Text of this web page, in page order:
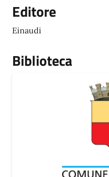
Editore
Einaudi
Biblioteca